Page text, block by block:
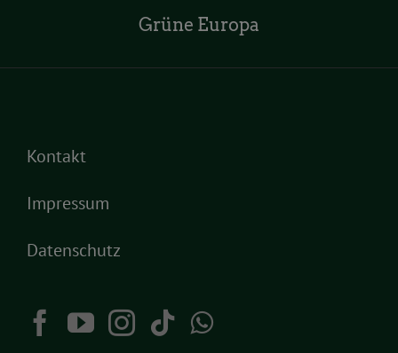
Grüne Europa
Kontakt
Impressum
Datenschutz